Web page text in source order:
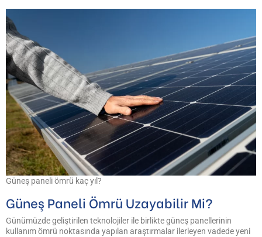
Güneş paneli ömrü kaç yıl?
Güneş Paneli Ömrü Uzayabilir Mi?
Günümüzde geliştirilen teknolojiler ile birlikte güneş panellerinin
kullanım ömrü noktasında yapılan araştırmalar ilerleyen vadede yeni